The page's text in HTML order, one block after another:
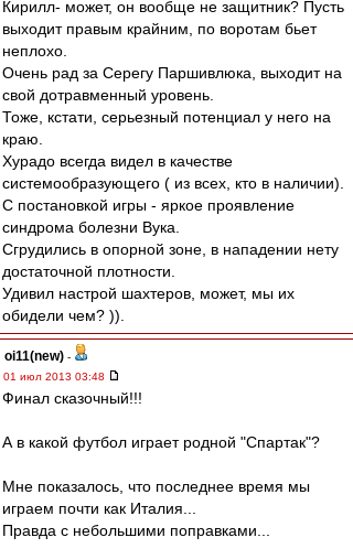
Кирилл- может, он вообще не защитник? Пусть
выходит правым крайним, по воротам бьет
неплохо.
Очень рад за Серегу Паршивлюка, выходит на
свой дотравменный уровень.
Тоже, кстати, серьезный потенциал у него на
краю.
Хурадо всегда видел в качестве
системообразующего ( из всех, кто в наличии).
С постановкой игры - яркое проявление
синдрома болезни Вука.
Сгрудились в опорной зоне, в нападении нету
достаточной плотности.
Удивил настрой шахтеров, может, мы их
обидели чем? )).
oi11(new) -
01 июл 2013 03:48
Финал сказочный!!!
А в какой футбол играет родной "Спартак"?
Мне показалось, что последнее время мы
играем почти как Италия...
Правда с небольшими поправками...